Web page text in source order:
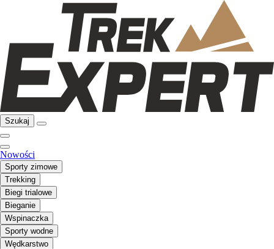
Szukaj
Nowości
Sporty zimowe
Trekking
Biegi trialowe
Bieganie
Wspinaczka
Sporty wodne
Wędkarstwo